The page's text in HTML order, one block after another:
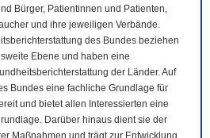
Bürger, Patientinnen und Patienten,
und ihre jeweiligen Verbände.
des Bundes beziehen
Ebene und haben eine
der Länder. Auf
Bundes eine fachliche Grundlage für
und bietet allen Interessierten eine
Darüber hinaus dient sie der